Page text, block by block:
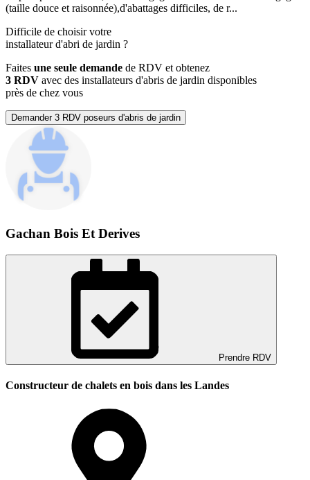
(taille douce et raisonnée),d'abattages difficiles, de r...
Difficile de choisir votre
installateur d'abri de jardin ?
Faites une seule demande de RDV et obtenez
3 RDV avec des installateurs d'abris de jardin disponibles
près de chez vous
Demander 3 RDV poseurs d'abris de jardin
Gachan Bois Et Derives
Prendre RDV
Constructeur de chalets en bois dans les Landes